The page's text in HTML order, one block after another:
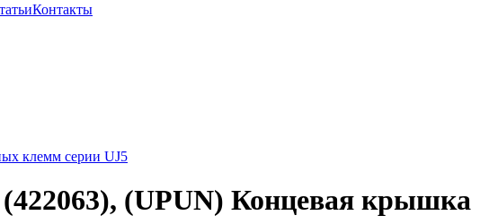
Контакты
клемм серии UJ5
(UPUN) Концевая крышка